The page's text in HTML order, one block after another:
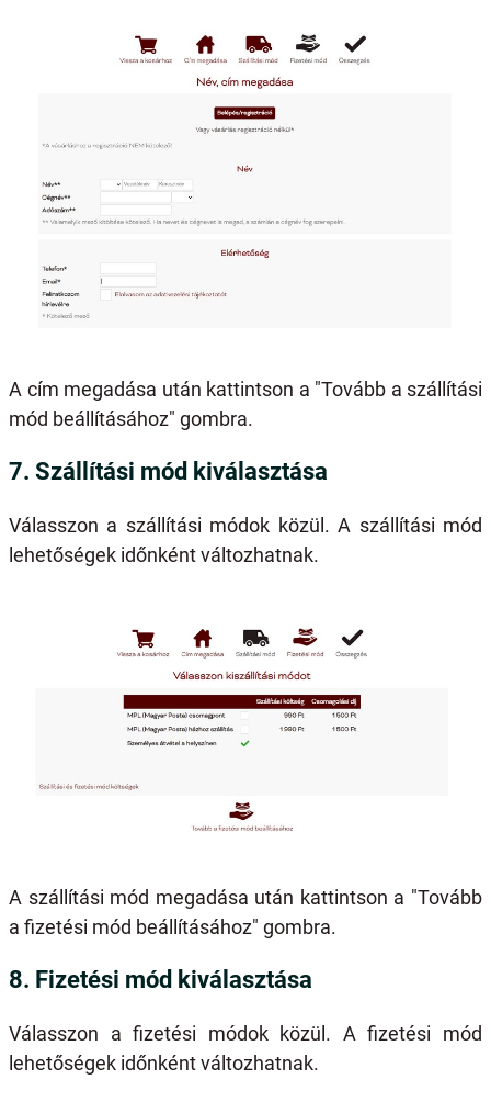
A cím megadása után kattintson a "Tovább a szállítási
mód beállításához" gombra.
7. Szállítási mód kiválasztása
Válasszon a szállítási módok közül. A szállítási mód
lehetőségek időnként változhatnak.
A szállítási mód megadása után kattintson a "Tovább
a fizetési mód beállításához" gombra.
8. Fizetési mód kiválasztása
Válasszon a fizetési módok közül. A fizetési mód
lehetőségek időnként változhatnak.